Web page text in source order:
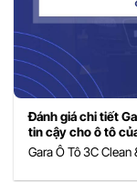
Đánh giá chi tiết
tin cậy cho ô tô
Gara Ô Tô 3C